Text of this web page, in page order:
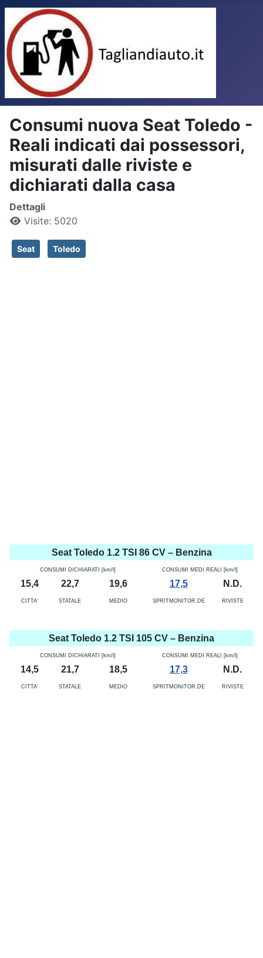
Consumi nuova Seat Toledo -
Reali indicati dai possessori,
misurati dalle riviste e
dichiarati dalla casa
Dettagli
Visite: 5020
Seat Toledo
Seat Toledo 1.2 TSI 86 CV – Benzina
CONSUMI DICHIARATI [km/l] CONSUMI MEDI REALI [km/l]
15,4 22,7 19,6 17,5 N.D.
CITTA' STATALE MEDIO SPRITMONITOR.DE RIVISTE
Seat Toledo 1.2 TSI 105 CV – Benzina
CONSUMI DICHIARATI [km/l] CONSUMI MEDI REALI [km/l]
14,5 21,7 18,5 17,3 N.D.
CITTA' STATALE MEDIO SPRITMONITOR.DE RIVISTE